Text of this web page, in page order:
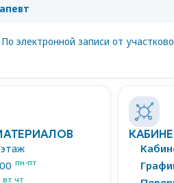
По электронной записи от
пн-пт
вт чт